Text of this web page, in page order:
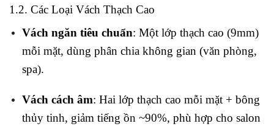
1.2. Các Loại Vách Thạch Cao
Vách ngăn tiêu chuẩn: Một lớp thạch cao (9mm)
mỗi mặt, dùng phân chia không gian (văn phòng,
spa).
Vách cách âm: Hai lớp thạch cao mỗi mặt + bông
thủy tinh, giảm tiếng ồn ~90%, phù hợp cho salon